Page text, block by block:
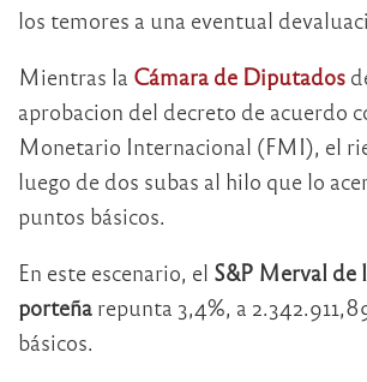
los temores a una eventual
Mientras la Cámara de Diputados
aprobacion del decreto de acuerdo
Monetario Internacional (FMI), el
luego de dos subas al hilo que lo
puntos básicos.
En este escenario, el S&P Merval de
porteña repunta 3,4%, a
básicos.